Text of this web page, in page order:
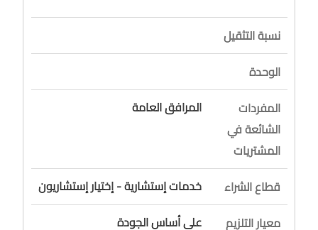
نسبة التثقيل
الوحدة
المفردات
الشائعة في
المشتريات
المرافق العامة
قطاع الشراء
خدمات إستشارية - إختيار إستشاريون
معيار التلزيم
على أساس الجودة